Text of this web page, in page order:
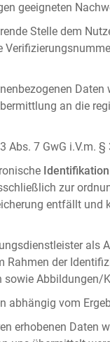
geeigneten
Stelle dem
an die
Abs. 7 GwG i.V.m. §
zur
entfällt
als
der
abhängig vom
erhobenen Daten